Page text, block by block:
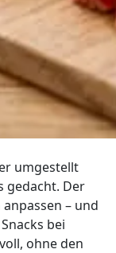
umgestellt
gedacht. Der
– und
bei
ohne den